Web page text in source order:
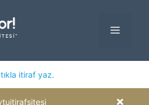
MENÜ
itiraf yaz.
×